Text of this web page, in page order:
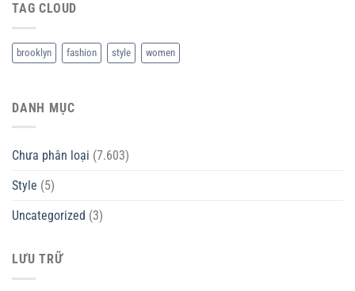
TAG CLOUD
brooklyn fashion style women
DANH MỤC
Chưa phân loại (7.603)
Style (5)
Uncategorized (3)
LƯU TRỮ